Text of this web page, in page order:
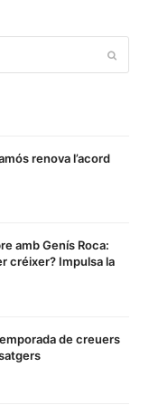
renova l’acord
amb Genís Roca:
créixer? Impulsa la
de creuers